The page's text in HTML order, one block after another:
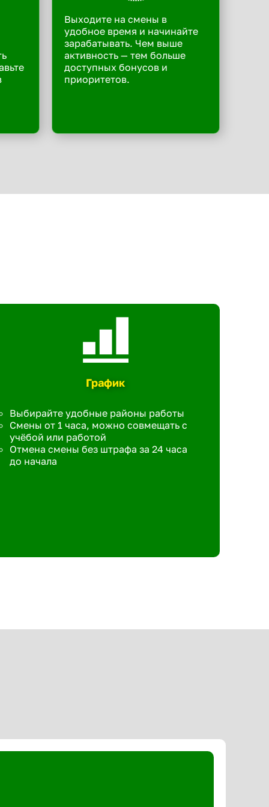
Выходите на смены в
удобное время и начинайте
зарабатывать. Чем выше
активность — тем больше
доступных бонусов и
приоритетов.
График
Выбирайте удобные районы работы
Смены от 1 часа, можно совмещать с
учёбой или работой
Отмена смены без штрафа за 24 часа
до начала